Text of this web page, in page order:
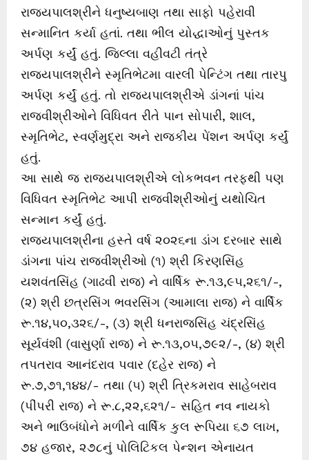
રાજ્યપાલશ્રીને ધનુષ્યબાણ તથા સાફો પહેરાવી
સન્માનિત કર્યા હતાં. તથા ભીલ યોદ્ધાઓનું પુસ્તક
અર્પણ કર્યું હતું. જિલ્લા વહીવટી તંત્રે
રાજ્યપાલશ્રીને સ્મૃતિભેટમા વારલી પેન્ટિંગ તથા તારપુ
અર્પણ કર્યું હતું. તો રાજ્યપાલશ્રીએ ડાંગનાં પાંચ
રાજવીશ્રીઓને વિધિવત રીતે પાન સોપારી, શાલ,
સ્મૃતિભેટ, સ્વર્ણમુદ્રા અને રાજકીય પેંશન અર્પણ કર્યું
હતું.
આ સાથે જ રાજ્યપાલશ્રીએ લોકભવન તરફથી પણ
વિધિવત સ્મૃતિભેટ આપી રાજવીશ્રીઓનું યથોચિત
સન્માન કર્યું હતું.
રાજ્યપાલશ્રીના હસ્તે વર્ષ ૨૦૨૬ના ડાંગ દરબાર સાથે
ડાંગના પાંચ રાજવીશ્રીઓ (૧) શ્રી કિરણસિંહ
યશવંતસિંહ (ગાઢવી રાજ) ને વાર્ષિક રૂ.૧૩,૯૫,૨૬૧/-,
(૨) શ્રી છત્રસિંગ ભવરસિંગ (આમાલા રાજ) ને વાર્ષિક
રૂ.૧૪,૫૦,૩૨૬/-, (૩) શ્રી ધનરાજસિંહ ચંદ્રસિંહ
સૂર્યવંશી (વાસુર્ણા રાજ) ને રૂ.૧૩,૦૫,૭૯૨/-, (૪) શ્રી
તપતરાવ આનંદરાવ પવાર (દહેર રાજ) ને
રૂ.૭,૭૧,૧૪૪/- તથા (૫) શ્રી ત્રિકમરાવ સાહેબરાવ
(પીંપરી રાજ) ને રૂ.૮,૨૨,૬૨૧/- સહિત નવ નાયકો
અને ભાઉબંધોને મળીને વાર્ષિક કુલ રૂપિયા ૬૭ લાખ,
૭૪ હજાર, ૨૭૮નું પોલિટિકલ પેન્શન એનાયત